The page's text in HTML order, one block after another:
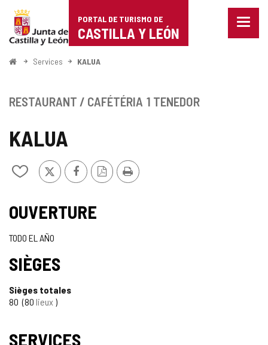
Portal
de
Turismo
Castilla
León
PORTAL DE TURISMO DE
CASTILLA Y LEÓN
Menu
<
Services KALUA
KALUA
Ajouter/retirer
de
cahiers
X FacebookVersion
PDF
Imprimer
RESTAURANT / CAFÉTÉRIA 1 TENEDOR
OUVERTURE
TODO EL AÑO
SIÈGES
Sièges totales
80 80 lieux
SERVICES